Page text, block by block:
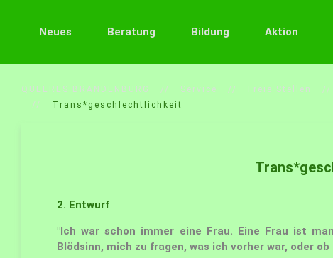
Neues Beratung Bildung Aktion
QUEERES BRANDENBURG Service Freie Stellen
Trans*geschlechtlichkeit
2. Entwurf
"Ich war schon immer eine Frau. Eine Frau ist
Blödsinn, mich zu fragen, was ich vorher war, oder